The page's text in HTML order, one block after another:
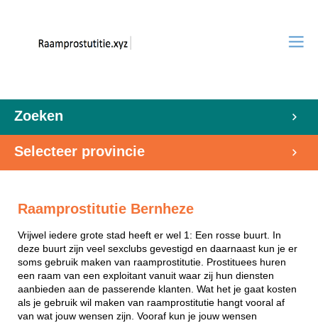
Zoeken
Selecteer provincie
Raamprostitutie Bernheze
Vrijwel iedere grote stad heeft er wel 1: Een rosse buurt. In
deze buurt zijn veel sexclubs gevestigd en daarnaast kun je er
soms gebruik maken van raamprostitutie. Prostituees huren
een raam van een exploitant vanuit waar zij hun diensten
aanbieden aan de passerende klanten. Wat het je gaat kosten
als je gebruik wil maken van raamprostitutie hangt vooral af
van wat jouw wensen zijn. Vooraf kun je jouw wensen